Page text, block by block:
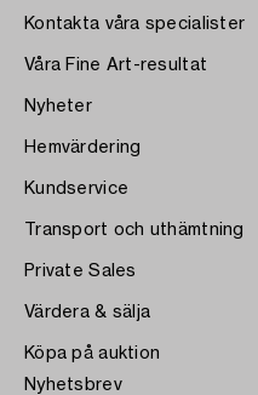
Kontakta våra specialister
Våra Fine Art-resultat
Nyheter
Hemvärdering
Kundservice
Transport och uthämtning
Private Sales
Värdera & sälja
Köpa på auktion
Nyhetsbrev